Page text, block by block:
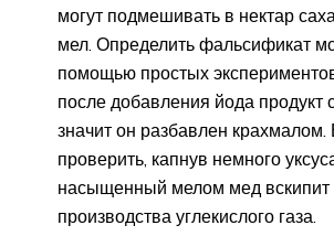
могут подмешивать в нектар
мел. Определить фальсификат
помощью простых
после добавления йода продукт
значит он разбавлен крахмалом.
проверить, капнув немного
насыщенный мелом мед вскипит
производства углекислого газа.